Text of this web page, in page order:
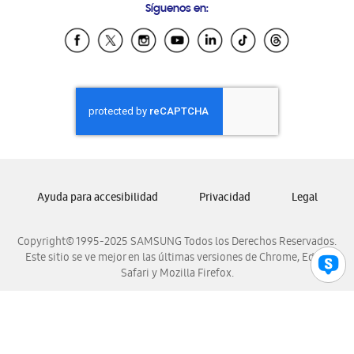
Samsung Ecuador
Samsung El Salvador
Samsung Honduras
Samsung Nicaragua
Samsung Panamá
Samsung Venezuela
Síguenos en:
Copyright© 1995-2025 SAMSUNG Todos los Derechos Reservados.
Este sitio se ve mejor en las últimas versiones de Chrome, Edge,
Safari y Mozilla Firefox.
Ayuda para accesibilidad Privacidad Legal